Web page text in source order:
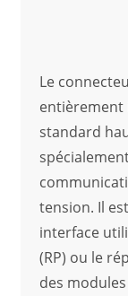
Le
entièrement
standard
tension. Il
interface
(RP) ou le
des